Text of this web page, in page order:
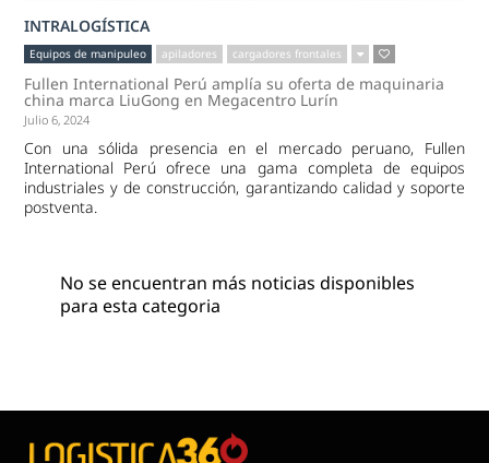
INTRALOGÍSTICA
Equipos de manipuleo apiladores cargadores frontales
Fullen International Perú amplía su oferta de maquinaria
china marca LiuGong en Megacentro Lurín
Julio 6, 2024
Con una sólida presencia en el mercado peruano, Fullen
International Perú ofrece una gama completa de equipos
industriales y de construcción, garantizando calidad y soporte
postventa.
No se encuentran más noticias disponibles
para esta categoria